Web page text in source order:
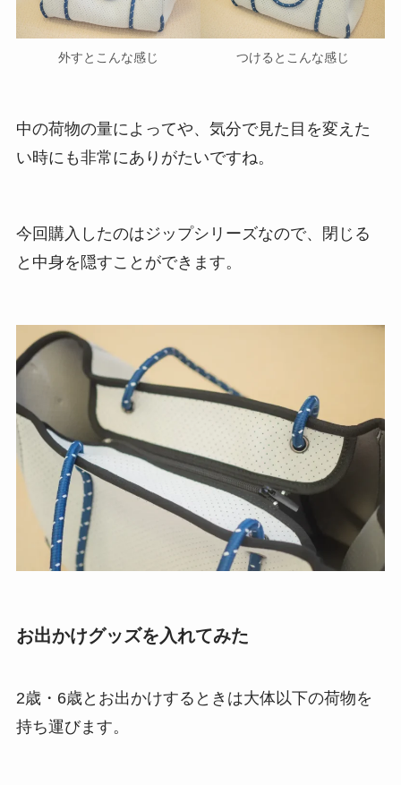
外すとこんな感じ つけるとこんな感じ
中の荷物の量によってや、気分で見た目を変えた
い時にも非常にありがたいですね。
今回購入したのはジップシリーズなので、閉じる
と中身を隠すことができます。
お出かけグッズを入れてみた
2歳・6歳とお出かけするときは大体以下の荷物を
持ち運びます。